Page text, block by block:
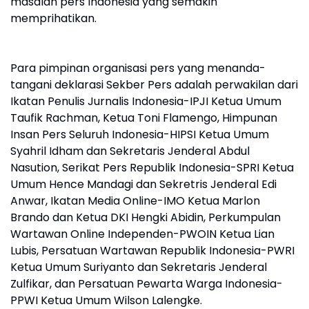
memprihatikan.
Para pimpinan organisasi pers yang menanda-
tangani deklarasi Sekber Pers adalah perwakilan dari
Ikatan Penulis Jurnalis Indonesia-IPJI Ketua Umum
Taufik Rachman, Ketua Toni Flamengo, Himpunan
Insan Pers Seluruh Indonesia-HIPSI Ketua Umum
Syahril Idham dan Sekretaris Jenderal Abdul
Nasution, Serikat Pers Republik Indonesia-SPRI Ketua
Umum Hence Mandagi dan Sekretris Jenderal Edi
Anwar, Ikatan Media Online-IMO Ketua Marlon
Brando dan Ketua DKI Hengki Abidin, Perkumpulan
Wartawan Online Independen-PWOIN Ketua Lian
Lubis, Persatuan Wartawan Republik Indonesia-PWRI
Ketua Umum Suriyanto dan Sekretaris Jenderal
Zulfikar, dan Persatuan Pewarta Warga Indonesia-
PPWI Ketua Umum Wilson Lalengke.